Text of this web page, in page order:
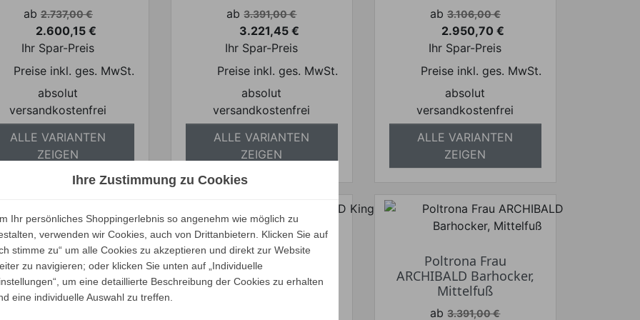
Verkaufspreis
ab 2.737,00 €
Preis
2.600,15 €
Ihr Spar-Preis
Preise inkl. ges. MwSt.
absolut
versandkostenfrei
ALLE VARIANTEN
ZEIGEN
Verkaufspreis
ab 3.391,00 €
Preis
3.221,45 €
Ihr Spar-Preis
Preise inkl. ges. MwSt.
absolut
versandkostenfrei
ALLE VARIANTEN
ZEIGEN
Verkaufspreis
ab 3.106,00 €
Preis
2.950,70 €
Ihr Spar-Preis
Preise inkl. ges. MwSt.
absolut
versandkostenfrei
ALLE VARIANTEN
ZEIGEN
Poltrona Frau
A Sessel
Poltrona Frau
ARCHIBALD King Sessel
Poltrona Frau
ARCHIBALD Barhocker,
Mittelfuß
Verkaufspreis
ab 3.391,00 €
Ihre Zustimmung zu Cookies
Ihr persönliches Shoppingerlebnis so angenehm wie möglich zu
verwenden wir Cookies, auch von Drittanbietern. Klicken Sie auf
stimme zu“ um alle Cookies zu akzeptieren und direkt zur Website
zu navigieren; oder klicken Sie unten auf „Individuelle
um eine detaillierte Beschreibung der Cookies zu erhalten
eine individuelle Auswahl zu treffen.